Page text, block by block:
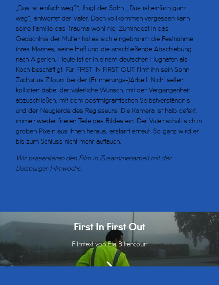
„Das ist einfach weg?“, fragt der Sohn. „Das ist einfach ganz
weg“, antwortet der Vater. Doch vollkommen vergessen kann
seine Familie das Trauma wohl nie. Zumindest in das
Gedächtnis der Mutter hat es sich eingebrannt: die Festnahme
ihres Mannes, seine Haft und die anschließende Abschiebung
nach Algerien. Heute ist er in einem deutschen Flughafen als
Koch beschäftigt. Für FIRST IN FIRST OUT filmt ihn sein Sohn
Zacharias Zitouni bei der (Erinnerungs-)Arbeit. Nicht selten
kollidiert dabei der väterliche Wunsch, mit der Vergangenheit
abzuschließen, mit dem postmigrantischen Selbstverständnis
und der Neugierde des Regisseurs. Die Kamera ist halb defekt,
immer wieder frieren Teile des Bildes ein. Der Vater schält sich in
groben Pixeln aus ihnen heraus, erstarrt erneut. So ganz wird er
bis zum Schluss nicht mehr auftauen.
Wir präsentieren den Film in Zusammenarbeit mit der
Duisburger Filmwoche.
First In First Out
Filmtext von Ela Bittencourt